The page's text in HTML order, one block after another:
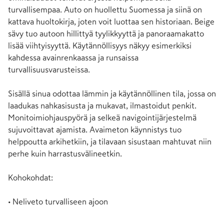
turvallisempaa. Auto on huollettu Suomessa ja siinä on
kattava huoltokirja, joten voit luottaa sen historiaan. Beige
sävy tuo autoon hillittyä tyylikkyyttä ja panoraamakatto
lisää viihtyisyyttä. Käytännöllisyys näkyy esimerkiksi
kahdessa avainrenkaassa ja runsaissa
turvallisuusvarusteissa.
Sisällä sinua odottaa lämmin ja käytännöllinen tila, jossa on
laadukas nahkasisusta ja mukavat, ilmastoidut penkit.
Monitoimiohjauspyörä ja selkeä navigointijärjestelmä
sujuvoittavat ajamista. Avaimeton käynnistys tuo
helppoutta arkihetkiin, ja tilavaan sisustaan mahtuvat niin
perhe kuin harrastusvälineetkin.
Kohokohdat:
• Neliveto turvalliseen ajoon